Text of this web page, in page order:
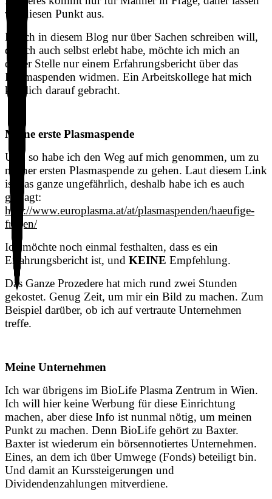
wir diesen Punkt aus.
Da ich in diesem Blog nur über Sachen schreiben will,
die ich auch selbst erlebt habe, möchte ich mich an
dieser Stelle nur einem Erfahrungsbericht über das
Plasmaspenden widmen. Ein Arbeitskollege hat mich
kürzlich darauf gebracht.
Meine erste Plasmaspende
Und so habe ich den Weg auf mich genommen, um zu
meiner ersten Plasmaspende zu gehen. Laut diesem Link
ist das ganze ungefährlich, deshalb habe ich es auch
gewagt:
http://www.europlasma.at/at/plasmaspenden/haeufige-
fragen/
Ich möchte noch einmal festhalten, dass es ein
Erfahrungsbericht ist, und KEINE Empfehlung.
Das Ganze Prozedere hat mich rund zwei Stunden
gekostet. Genug Zeit, um mir ein Bild zu machen. Zum
Beispiel darüber, ob ich auf vertraute Unternehmen
treffe.
Meine Unternehmen
Ich war übrigens im BioLife Plasma Zentrum in Wien.
Ich will hier keine Werbung für diese Einrichtung
machen, aber diese Info ist nunmal nötig, um meinen
Punkt zu machen. Denn BioLife gehört zu Baxter.
Baxter ist wiederum ein börsennotiertes Unternehmen.
Eines, an dem ich über Umwege (Fonds) beteiligt bin.
Und damit an Kurssteigerungen und
Dividendenzahlungen mitverdiene.